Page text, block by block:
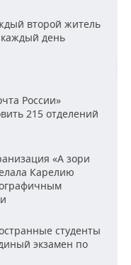
второй житель
каждый день
России»
215 отделений
«А зори
Карелию
студенты
экзамен по